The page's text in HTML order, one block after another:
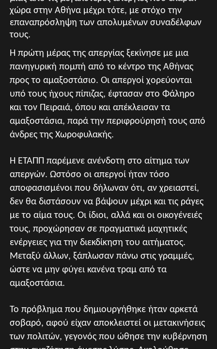
χώρα στην Αθήνα μέχρι τότε, με στόχο την
επαναπρόσληψη των απολυμένων συναδέλφων
τους.
Η πρώτη μέρας της απεργίας ξεκίνησε με μια
πανηγυρική πομπή από το κέντρο της Αθήνας
προς το αμαξοστάσιο. Οι απεργοί χορεύονται
υπό τους ήχους πίπιζας, έφτασαν στο Φάληρο
και τον Πειραιά, όπου και απέκλεισαν τα
αμαξοστάσια, παρά την περιφρούρησή τους από
άνδρες της Χωροφυλακής.
Η ETAΠΠ παρέμενε ανένδοτη στο αίτημα των
απεργών. Ωστόσο οι απεργοί ήταν τόσο
αποφασισμένοι που δήλωναν ότι, αν χρειαστεί,
δεν θα διστάσουν να βάψουν μέχρι και τις ράγες
με το αίμα τους. Οι ίδιοι, αλλά και οι οικογένειές
τους, προχώρησαν σε πραγματικά μαχητικές
ενέργειες για την διεκδίκηση του αιτήματος.
Μεταξύ άλλων, ξάπλωσαν πάνω στις γραμμές,
ώστε να μην φύγει κανένα τραμ από τα
αμαξοστάσια.
Το πρόβλημα που δημιουργήθηκε ήταν αρκετά
σοβαρό, αφού είχαν αποκλειστεί οι μετακινήσεις
των πολιτών, γεγονός που ώθησε την κυβέρνηση